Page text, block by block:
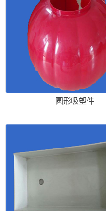
圆形吸塑件